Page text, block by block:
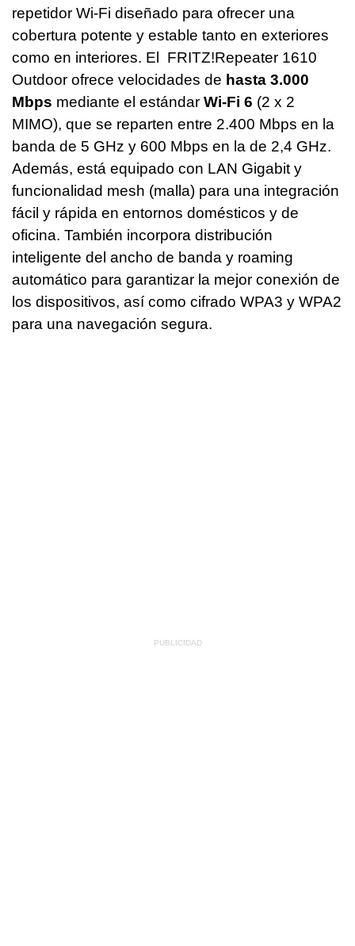
repetidor Wi-Fi diseñado para ofrecer una
cobertura potente y estable tanto en exteriores
como en interiores. El FRITZ!Repeater 1610
Outdoor ofrece velocidades de hasta 3.000
Mbps mediante el estándar Wi-Fi 6 (2 x 2
MIMO), que se reparten entre 2.400 Mbps en la
banda de 5 GHz y 600 Mbps en la de 2,4 GHz.
Además, está equipado con LAN Gigabit y
funcionalidad mesh (malla) para una integración
fácil y rápida en entornos domésticos y de
oficina. También incorpora distribución
inteligente del ancho de banda y roaming
automático para garantizar la mejor conexión de
los dispositivos, así como cifrado WPA3 y WPA2
para una navegación segura.